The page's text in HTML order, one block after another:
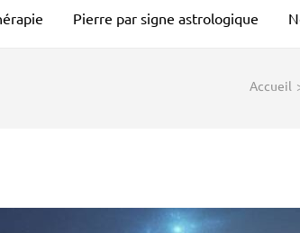
Pierre par signe astrologique
Accueil